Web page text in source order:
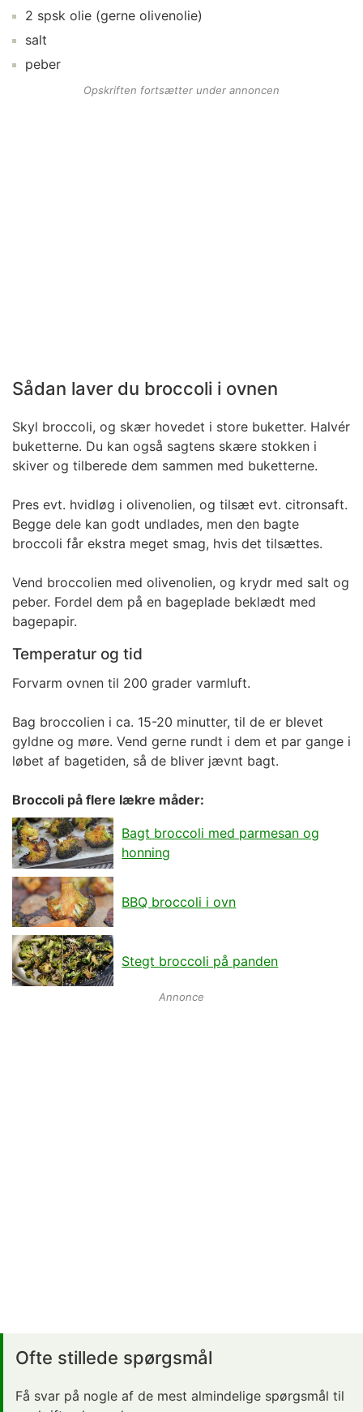
2 spsk olie (gerne olivenolie)
salt
peber
Opskriften fortsætter under annoncen
Sådan laver du broccoli i ovnen
Skyl broccoli, og skær hovedet i store buketter. Halvér
buketterne. Du kan også sagtens skære stokken i
skiver og tilberede dem sammen med buketterne.
Pres evt. hvidløg i olivenolien, og tilsæt evt. citronsaft.
Begge dele kan godt undlades, men den bagte
broccoli får ekstra meget smag, hvis det tilsættes.
Vend broccolien med olivenolien, og krydr med salt og
peber. Fordel dem på en bageplade beklædt med
bagepapir.
Temperatur og tid
Forvarm ovnen til 200 grader varmluft.
Bag broccolien i ca. 15-20 minutter, til de er blevet
gyldne og møre. Vend gerne rundt i dem et par gange i
løbet af bagetiden, så de bliver jævnt bagt.
Broccoli på flere lækre måder:
Bagt broccoli med parmesan og
honning
BBQ broccoli i ovn
Stegt broccoli på panden
Annonce
Ofte stillede spørgsmål
Få svar på nogle af de mest almindelige spørgsmål til